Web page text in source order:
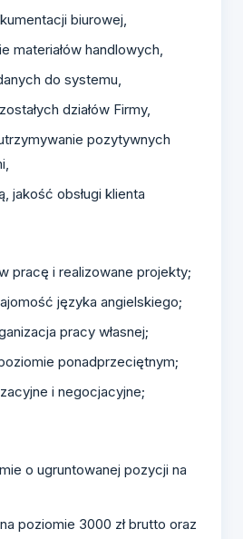
biurowej,
materiałów handlowych,
do systemu,
działów Firmy,
pozytywnych
jakość obsługi klienta
pracę i realizowane projekty;
języka angielskiego;
pracy własnej;
ponadprzeciętnym;
i negocjacyjne;
o ugruntowanej pozycji na
poziomie 3000 zł brutto oraz